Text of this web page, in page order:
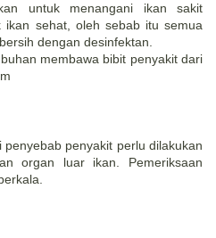
untuk menangani ikan sakit
ikan sehat, oleh sebab itu semua
dengan desinfektan.
membawa bibit penyakit dari
penyakit perlu dilakukan
organ luar ikan. Pemeriksaan